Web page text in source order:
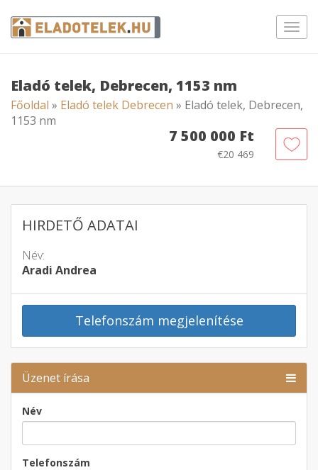
Eladó telek, Debrecen, 1153 nm
Főoldal » Eladó telek Debrecen » Eladó telek, Debrecen,
1153 nm
7 500 000 Ft
€20 469
HIRDETŐ ADATAI
Név:
Aradi Andrea
Telefonszám megjelenítése
Üzenet írása
Név
Telefonszám